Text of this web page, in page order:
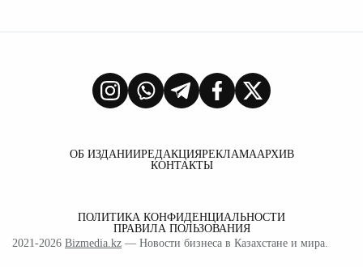
ОБ ИЗДАНИИРЕДАКЦИЯРЕКЛАМААРХИВ
КОНТАКТЫ
ПОЛИТИКА КОНФИДЕНЦИАЛЬНОСТИ
ПРАВИЛА ПОЛЬЗОВАНИЯ
2021-2026 Bizmedia.kz — Новости бизнеса в Казахстане и мира.